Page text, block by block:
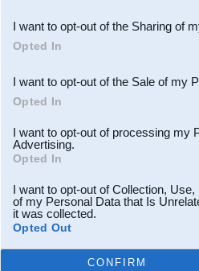
Downstream Participants
third parties.
I want to opt-out of the Sharing of
Opted In
I want to opt-out of the Sale of my
Opted In
I want to opt-out of processing my
Advertising.
Opted In
I want to opt-out of Collection,
of my Personal Data that Is
it was collected.
Opted Out
CONFIRM